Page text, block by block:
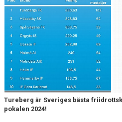
ARRANGEMANG
STATISTIK & RESULTAT
FUNKTIONÄR
TÄVLINGAR
KONTAKT
Tureberg är Sveriges bästa
pokalen 2024!